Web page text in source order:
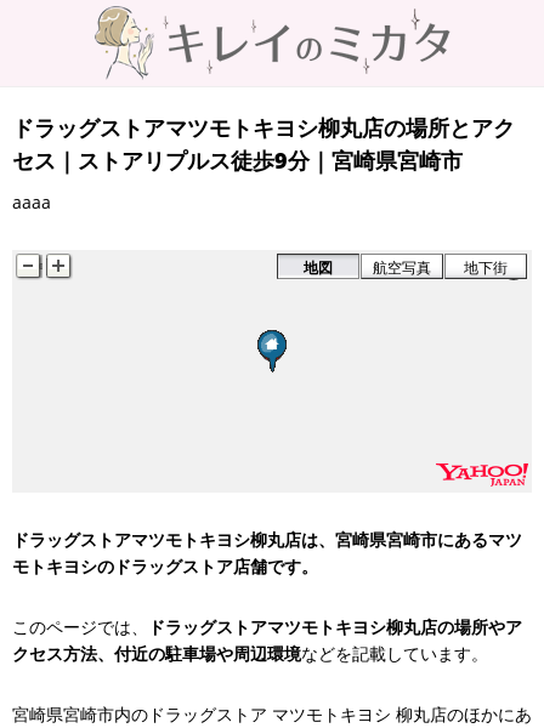
ドラッグストアマツモトキヨシ柳丸店の場所とアク
セス｜ストアリプルス徒歩9分｜宮崎県宮崎市
aaaa
地図 航空写真 地下街
ドラッグストアマツモトキヨシ柳丸店は、宮崎県宮崎市にあるマツ
モトキヨシのドラッグストア店舗です。
このページでは、
ドラッグストアマツモトキヨシ柳丸店の場所やア
クセス方法、付近の駐車場や周辺環境などを記載しています。
宮崎県宮崎市内のドラッグストア マツモトキヨシ 柳丸店のほかにあ